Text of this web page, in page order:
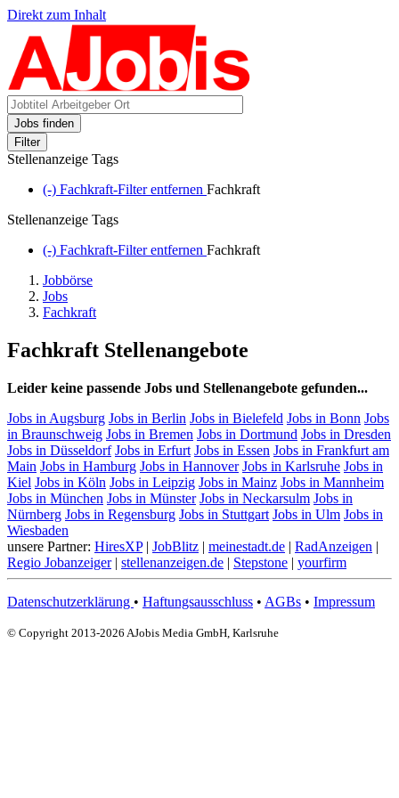
Direkt zum Inhalt
Jobs finden
Filter
Stellenanzeige Tags
(-) Fachkraft-Filter entfernen Fachkraft
Stellenanzeige Tags
(-) Fachkraft-Filter entfernen Fachkraft
Jobbörse
Jobs
Fachkraft
Fachkraft Stellenangebote
Leider keine passende Jobs und Stellenangebote gefunden...
Jobs in Augsburg Jobs in Berlin Jobs in Bielefeld Jobs in Bonn Jobs
in Braunschweig Jobs in Bremen Jobs in Dortmund Jobs in Dresden
Jobs in Düsseldorf Jobs in Erfurt Jobs in Essen Jobs in Frankfurt am
Main Jobs in Hamburg Jobs in Hannover Jobs in Karlsruhe Jobs in
Kiel Jobs in Köln Jobs in Leipzig Jobs in Mainz Jobs in Mannheim
Jobs in München Jobs in Münster Jobs in Neckarsulm Jobs in
Nürnberg Jobs in Regensburg Jobs in Stuttgart Jobs in Ulm Jobs in
Wiesbaden
unsere Partner: HiresXP| JobBlitz | meinestadt.de | RadAnzeigen |
Regio Jobanzeiger| stellenanzeigen.de | Stepstone | yourfirm
Datenschutzerklärung • Haftungsausschluss • AGBs • Impressum
© Copyright 2013-2026 AJobis Media GmbH, Karlsruhe